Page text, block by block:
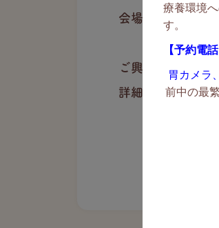
会場：井上病院4
ご興味のある方
詳細・拡大版は
療養環境
す。
【予約電
胃カメラ
前中の最